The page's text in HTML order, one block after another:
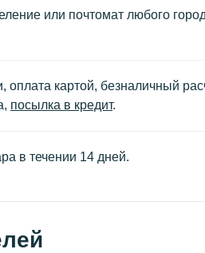
или почтомат любого
оплата картой, безналичный
посылка в кредит.
в течении 14 дней.